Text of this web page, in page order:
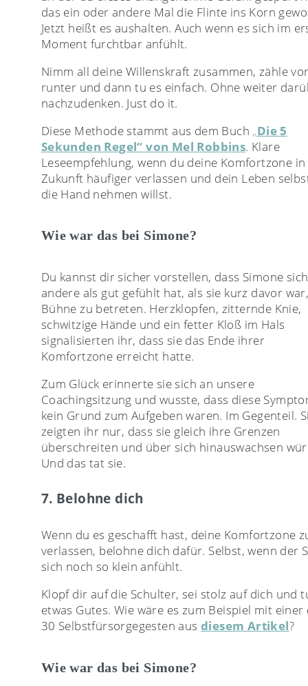
das ein oder andere Mal die Flinte ins Korn
Jetzt heißt es aushalten. Auch wenn es sich im
Moment furchtbar anfühlt.
Nimm all deine Willenskraft zusammen, zähle
runter und dann tu es einfach. Ohne weiter
nachzudenken. Just do it.
Diese Methode stammt aus dem Buch „Die 5
Sekunden Regel“ von Mel Robbins. Klare
Leseempfehlung, wenn du deine Komfortzone in
Zukunft häufiger verlassen und dein Leben
die Hand nehmen willst.
Wie war das bei Simone?
Du kannst dir sicher vorstellen, dass Simone
andere als gut gefühlt hat, als sie kurz davor
Bühne zu betreten. Herzklopfen, zitternde Knie,
schwitzige Hände und ein fetter Kloß im Hals
signalisierten ihr, dass sie das Ende ihrer
Komfortzone erreicht hatte.
Zum Glück erinnerte sie sich an unsere
Coachingsitzung und wusste, dass diese
kein Grund zum Aufgeben waren. Im Gegenteil.
zeigten ihr nur, dass sie gleich ihre Grenzen
überschreiten und über sich hinauswachsen
Und das tat sie.
7. Belohne dich
Wenn du es geschafft hast, deine Komfortzone
verlassen, belohne dich dafür. Selbst, wenn der
sich noch so klein anfühlt.
Klopf dir auf die Schulter, sei stolz auf dich und
etwas Gutes. Wie wäre es zum Beispiel mit einer
30 Selbstfürsorgegesten ausdiesem Artikel?
Wie war das bei Simone?